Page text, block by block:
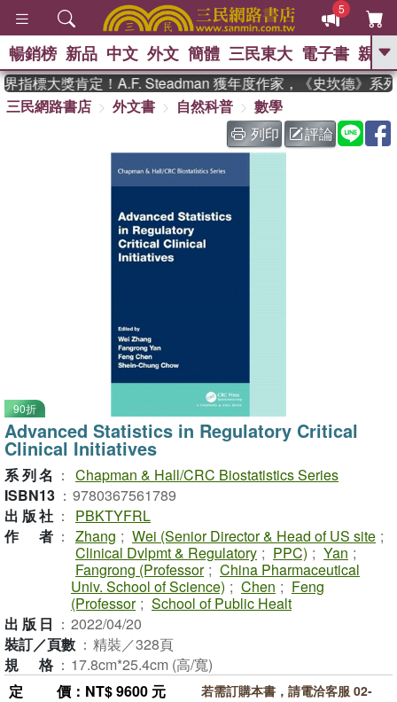
5
GO
熱搜： 東野圭吾 、
、 如果歷史是一群喵 、 暑期
國際布克獎 臺灣漫遊錄 、 方
念華 、 台灣的李登輝時代
孩：黎曼猜想
暢銷榜 新品 中文 外文 簡體 三民東大 電子書 親子
指標大獎肯定！A.F. Steadman 獲年度作家，《史坎德》系列
三民網路書店
外文書 自然科普
數學
列印
評論
90折
Advanced Statistics in Regulatory Critical
Clinical Initiatives
系列名 ： Chapman & Hall/CRC Biostatistics Series
ISBN13 ： 9780367561789
出版社 ：
PBKTYFRL
作者 ： Zhang ; Wei (Senior Director & Head of US site ;
Clinical Dvlpmt & Regulatory ; PPC) ; Yan ;
Fangrong (Professor ; China Pharmaceutical
Univ. School of Science) ; Chen ; Feng
(Professor ; School of Public Healt
出版日 ： 2022/04/20
裝訂／頁數 ： 精裝／328頁
規格 ： 17.8cm*25.4cm (高/寬)
定價 ：NT$ 9600 元
若需訂購本書，請電洽客服 02-